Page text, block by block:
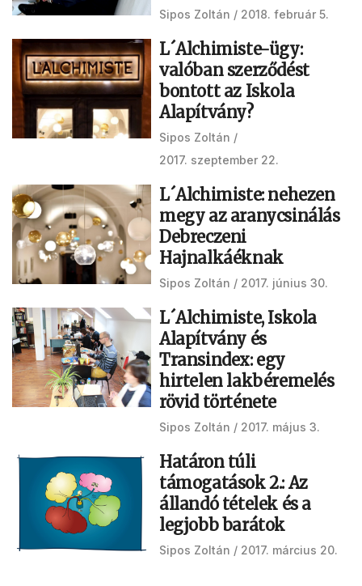
Sipos Zoltán 2018. február 5.
L´Alchimiste-ügy:
valóban szerződést
bontott az Iskola
Alapítvány?
Sipos Zoltán
2017. szeptember 22.
L´Alchimiste: nehezen
megy az aranycsinálás
Debreczeni
Hajnalkáéknak
Sipos Zoltán 2017. június 30.
L´Alchimiste, Iskola
Alapítvány és
Transindex: egy
hirtelen lakbéremelés
rövid története
Sipos Zoltán 2017. május 3.
Határon túli
támogatások 2.: Az
állandó tételek és a
legjobb barátok
Sipos Zoltán 2017. március 20.